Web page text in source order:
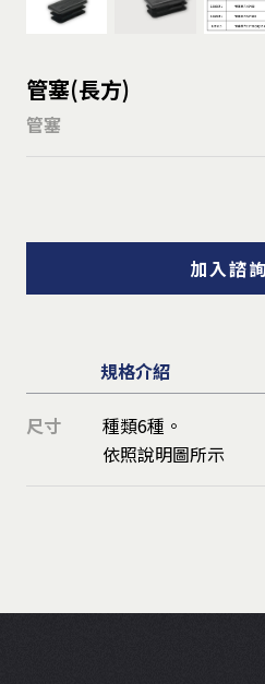
管塞(長方)
管塞
加入諮詢
規格介紹
尺寸
種類6種。
依照說明圖所示